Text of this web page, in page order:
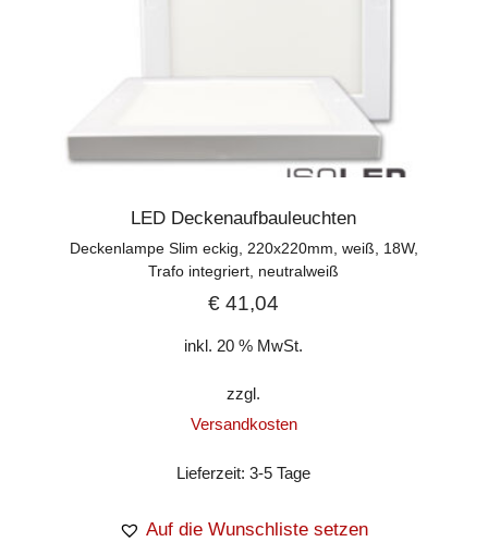
LED Deckenaufbauleuchten
Deckenlampe Slim eckig, 220x220mm, weiß, 18W,
Trafo integriert, neutralweiß
€ 41,04
inkl. 20 % MwSt.
zzgl.
Versandkosten
Lieferzeit:3-5 Tage
Auf die Wunschliste setzen